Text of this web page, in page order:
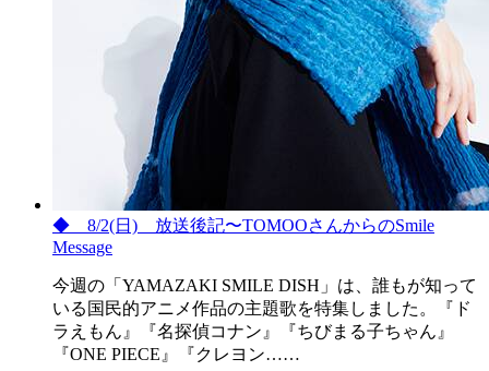
◆ 8/2(日) 放送後記〜TOMOOさんからのSmile
Message
今週の「YAMAZAKI SMILE DISH」は、誰もが知って
いる国民的アニメ作品の主題歌を特集しました。『ド
ラえもん』『名探偵コナン』『ちびまる子ちゃん』
『ONE PIECE』『クレヨン……